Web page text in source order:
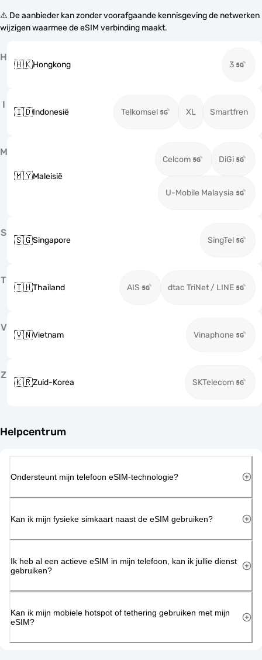
⚠️ De aanbieder kan zonder voorafgaande kennisgeving de netwerken
wijzigen waarmee de eSIM verbinding maakt.
H
🇭🇰Hongkong 3
I
🇮🇩Indonesië Telkomsel XL Smartfren
M
🇲🇾Maleisië
Celcom DiGi
U-Mobile Malaysia
S
🇸🇬Singapore SingTel
T
🇹🇭Thailand AIS dtac TriNet / LINE
V
🇻🇳Vietnam Vinaphone
Z
🇰🇷Zuid-Korea SKTelecom
Helpcentrum
Ondersteunt mijn telefoon eSIM-technologie?
Kan ik mijn fysieke simkaart naast de eSIM gebruiken?
Ik heb al een actieve eSIM in mijn telefoon, kan ik jullie dienst
gebruiken?
Kan ik mijn mobiele hotspot of tethering gebruiken met mijn
eSIM?